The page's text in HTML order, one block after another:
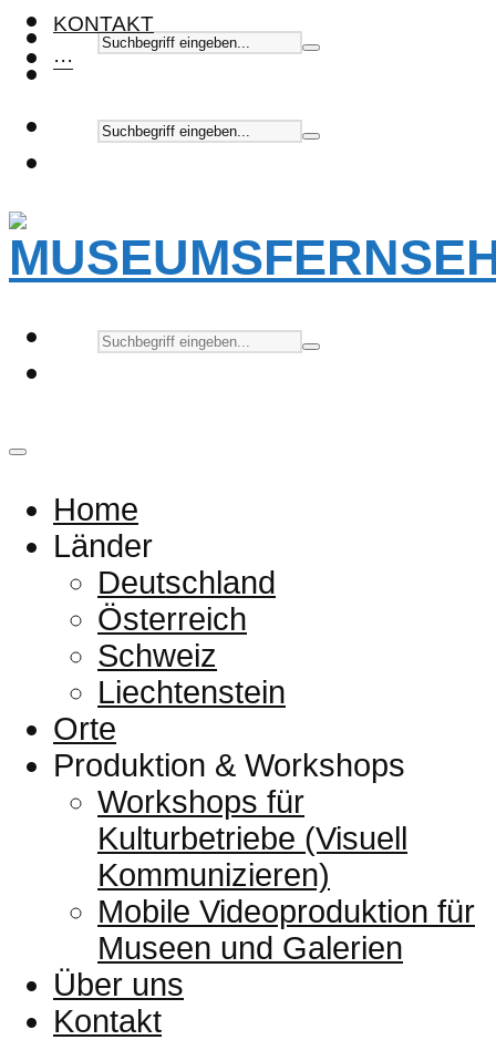
KONTAKT
···
Home
Länder
Deutschland
Österreich
Schweiz
Liechtenstein
Orte
Produktion & Workshops
Workshops für
Kulturbetriebe (Visuell
Kommunizieren)
Mobile Videoproduktion für
Museen und Galerien
Über uns
Kontakt